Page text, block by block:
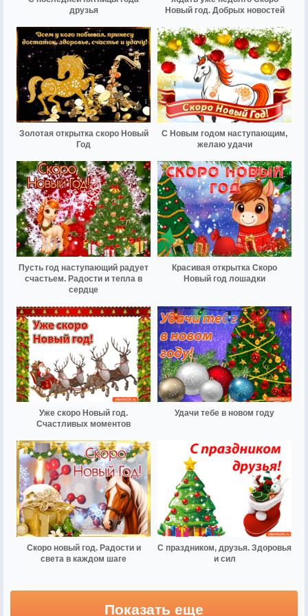
друзья
Новый год. Добрых новостей
Золотая открытка скоро Новый
Год
С Новым годом наступающим,
желаю удачи
Пусть год наступающий радует
счастьем. Радости и тепла в
сердце
Красивая открытка Скоро
Новый год лошадки
Уже скоро Новый год.
Счастливых моментов
Удачи тебе в новом году
Скоро новый год. Радости и
света в каждом шаге
С праздником, друзья. Здоровья
и сил
Показать еще